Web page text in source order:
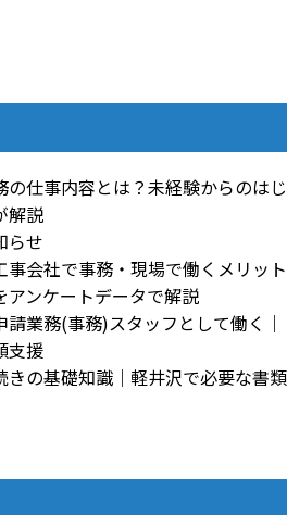
の仕事内容とは？未経験からのはじ
解説
らせ
事会社で事務・現場で働くメリット
アンケートデータで解説
請業務(事務)スタッフとして働く｜
支援
きの基礎知識｜軽井沢で必要な書類